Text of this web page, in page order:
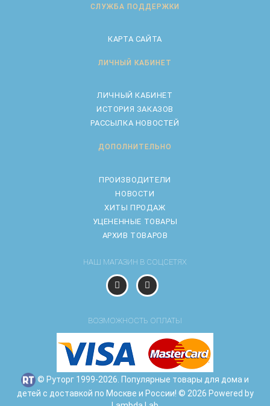
СЛУЖБА ПОДДЕРЖКИ
КАРТА САЙТА
ЛИЧНЫЙ КАБИНЕТ
ЛИЧНЫЙ КАБИНЕТ
ИСТОРИЯ ЗАКАЗОВ
РАССЫЛКА НОВОСТЕЙ
ДОПОЛНИТЕЛЬНО
ПРОИЗВОДИТЕЛИ
НОВОСТИ
ХИТЫ ПРОДАЖ
УЦЕНЕННЫЕ ТОВАРЫ
АРХИВ ТОВАРОВ
НАШ МАГАЗИН В СОЦСЕТЯХ
ВОЗМОЖНОСТЬ ОПЛАТЫ
© Руторг 1999-2026. Популярные товары для дома и
детей с доставкой по Москве и России! © 2026 Powered by